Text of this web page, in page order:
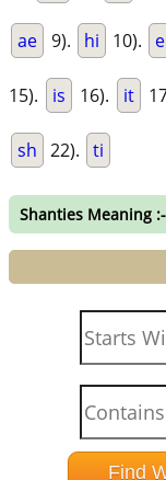
ae 9). hi 10).
15). is 16). it
sh 22). ti
Shanties Meaning :-